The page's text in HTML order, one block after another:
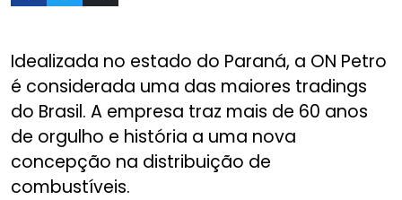
Idealizada no estado do Paraná, a ON Petro
é considerada uma das maiores tradings
do Brasil. A empresa traz mais de 60 anos
de orgulho e história a uma nova
concepção na distribuição de
combustíveis.